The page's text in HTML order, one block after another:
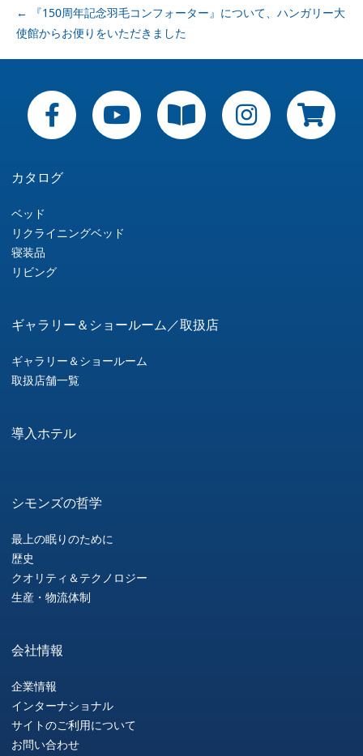
投
稿
ー
シ
ョ
ン
←
『150周年記念羽毛コンフォーター』について、ハンガリー大
使館からお便りをいただきました
カタログ
ベッド
リクライニングベッド
寝装品
リビング
ギャラリー＆ショールーム／取扱店
ギャラリー＆ショールーム
取扱店舗一覧
導入ホテル
シモンズの哲学
最上の眠りのために
歴史
クオリティ＆テクノロジー
生産・物流体制
会社情報
企業情報
インターナショナル
サイトのご利用について
お問い合わせ